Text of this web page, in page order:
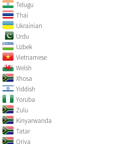
Telugu
Thai
Ukrainian
Urdu
Uzbek
Vietnamese
Welsh
Xhosa
Yiddish
Yoruba
Zulu
Kinyarwanda
Tatar
Oriya